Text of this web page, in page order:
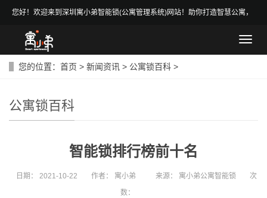
您好！欢迎来到深圳寓小弟智能锁(公寓管理系统)网站！助你打造智慧公寓，
做智慧房东！
导
您的位置： 首页 > 新闻资讯 > 公寓锁百科 >
公寓锁百科
智能锁排行榜前十名
日期： 2021-10-22 作者： 寓小弟 来源： 寓小弟公寓智能锁
次
数：